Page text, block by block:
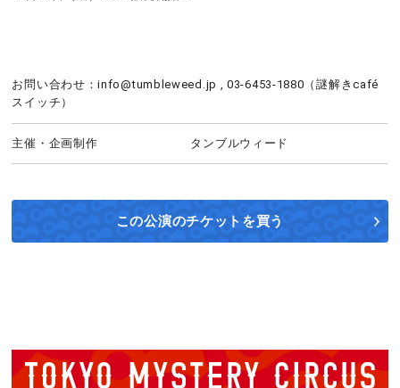
お問い合わせ：info@tumbleweed.jp , 03-6453-1880（謎解きcafé
スイッチ）
主催・企画制作 タンブルウィード
この公演のチケットを買う